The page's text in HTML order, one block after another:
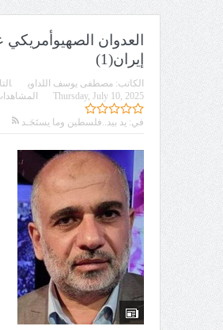
العدوان الصهيوأمريكي
إيران(1)
الكاتب: مصطفى يوسف اللداوي
Thursday, July 10, 2025
في: يد بيد..فلسطين وما يستَجَـد
المشاهدات